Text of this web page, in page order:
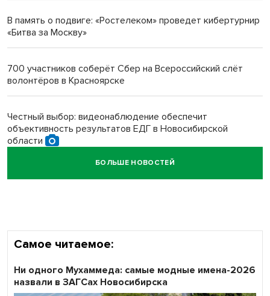
Новосибирский преподаватель с женой вошли в топ-16
Обновлённое отделение ВТБ открылось в Искитиме
В память о подвиге: «Ростелеком» проведет кибертурнир
«Битва за Москву»
700 участников соберёт Сбер на Всероссийский слёт
волонтёров в Красноярске
Честный выбор: видеонаблюдение обеспечит
объективность результатов ЕДГ в Новосибирской
области
Кибертанки пошли в бой: «Ростелеком» объявляет
БОЛЬШЕ НОВОСТЕЙ
Самое читаемое:
Ни одного Мухаммеда: самые модные имена-2026
назвали в ЗАГСах Новосибирска